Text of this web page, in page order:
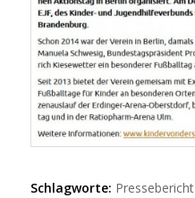
Schlagworte: Pressebericht